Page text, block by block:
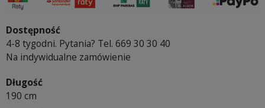
Dostępność
4-8 tygodni. Pytania? Tel. 669 30 30 40
Na indywidualne zamówienie
Długość
190 cm